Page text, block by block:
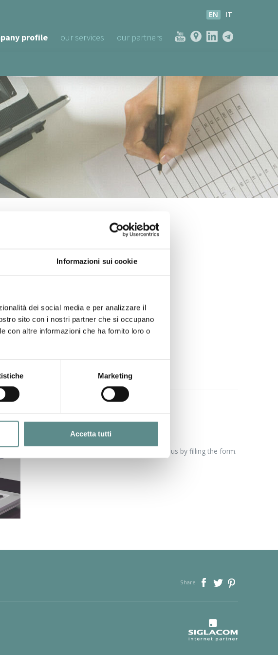
Informazioni sui cookie
dei social media e per analizzare il
sito con i nostri partner che si occupano
con altre informazioni che ha fornito loro o
Marketing
Accetta tutti
EN IT
profile our services our partners
of Mantua.
service
Information request
For any information or need you can contact us by filling the form.
Share